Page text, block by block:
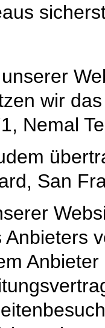
wir
Nemal
San
Anbieter